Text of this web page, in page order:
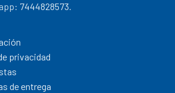
7444828573.
privacidad
de entrega